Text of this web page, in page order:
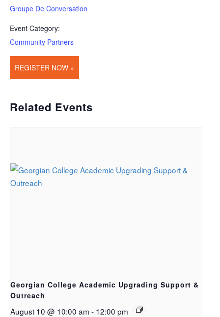
Groupe De Conversation
Event Category:
Community Partners
REGISTER NOW »
Related Events
Georgian College Academic Upgrading Support &
Outreach
August 10 @ 10:00 am - 12:00 pm